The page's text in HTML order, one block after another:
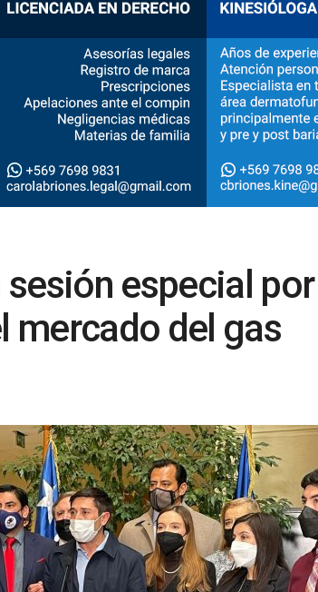
especial por
mercado del gas